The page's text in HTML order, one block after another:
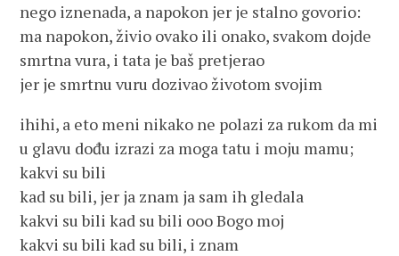
nego iznenada, a napokon jer je stalno govorio:
ma napokon, živio ovako ili onako, svakom dojde
smrtna vura, i tata je baš pretjerao
jer je smrtnu vuru dozivao životom svojim
ihihi, a eto meni nikako ne polazi za rukom da mi
u glavu dođu izrazi za moga tatu i moju mamu;
kakvi su bili
kad su bili, jer ja znam ja sam ih gledala
kakvi su bili kad su bili ooo Bogo moj
kakvi su bili kad su bili, i znam